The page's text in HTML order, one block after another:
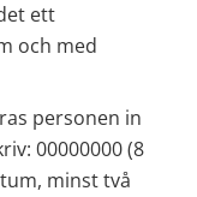
ett
och med
personen in
00000000 (8
minst två